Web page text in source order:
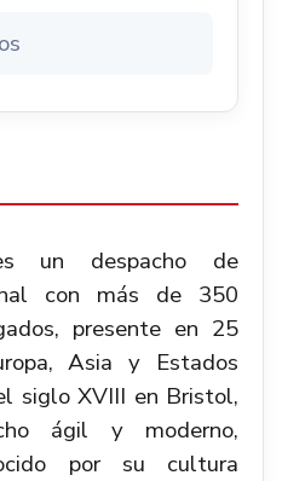
un despacho de
con más de 350
presente en 25
Asia y Estados
siglo XVIII en Bristol,
ágil y moderno,
por su cultura